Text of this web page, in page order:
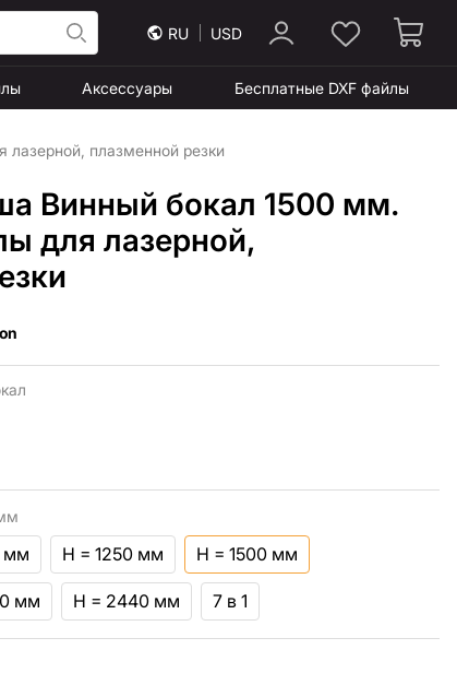
RU USD
Аксессуары Бесплатные DXF файлы
плазменной резки
Винный бокал 1500 мм.
для лазерной,
мм H = 1250 мм H = 1500 мм
мм H = 2440 мм 7 в 1